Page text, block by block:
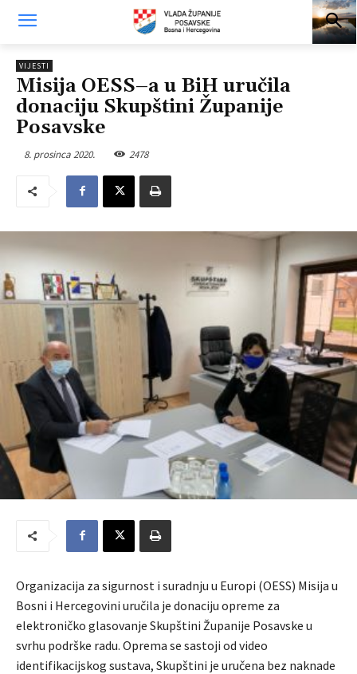
VIJESTI
Misija OESS–a u BiH uručila
donaciju Skupštini Županije
Posavske
8. prosinca 2020. 2478
Organizacija za sigurnost i suradnju u Europi (OESS) Misija u
Bosni i Hercegovini uručila je donaciju opreme za
elektroničko glasovanje Skupštini Županije Posavske u
svrhu podrške radu. Oprema se sastoji od video
identifikacijskog sustava, Skupštini je uručena bez naknade